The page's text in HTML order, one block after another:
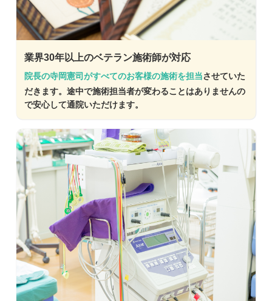
業界30年以上のベテラン施術師が対応
院長の寺岡憲司がすべてのお客様の施術を担当させていた
だきます。途中で施術担当者が変わることはありませんの
で安心して通院いただけます。